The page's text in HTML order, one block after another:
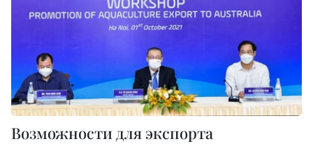
Возможности для экспорта